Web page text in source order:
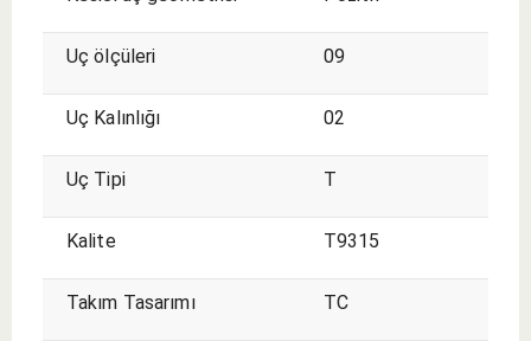
Uç ölçüleri 09
Uç Kalınlığı 02
Uç Tipi T
Kalite T9315
Takım Tasarımı TC